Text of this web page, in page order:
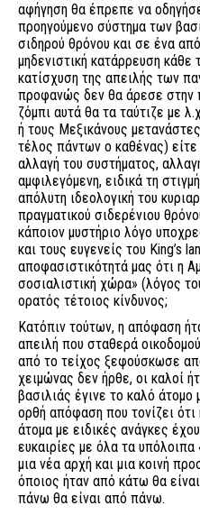
αφήγηση θα έπρεπε να
προηγούμενο σύστημα των
σιδηρού θρόνου και σε ένα
μηδενιστική κατάρρευση κάθε
κατίσχυση της απειλής των
προφανώς δεν θα άρεσε στην
ζόμπι αυτά θα τα ταύτιζε με
ή τους Μεξικάνους
τέλος πάντων ο καθένας)
αλλαγή του συστήματος,
αμφιλεγόμενη, ειδικά τη
απόλυτη ιδεολογική του
πραγματικού σιδερένιου
κάποιον μυστήριο λόγο
και τους ευγενείς του King’s
αποφασιστικότητά μας ότι η
σοσιαλιστική χώρα» (λόγος
ορατός τέτοιος κίνδυνος;
Κατόπιν τούτων, η απόφαση
απειλή που σταθερά
από το τείχος ξεφούσκωσε
χειμώνας δεν ήρθε, οι καλοί
βασιλιάς έγινε το καλό άτομο
ορθή απόφαση που τονίζει
άτομα με ειδικές ανάγκες
ευκαιρίες με όλα τα υπόλοιπα
μια νέα αρχή και μια κοινή
όποιος ήταν από κάτω θα
πάνω θα είναι από πάνω.